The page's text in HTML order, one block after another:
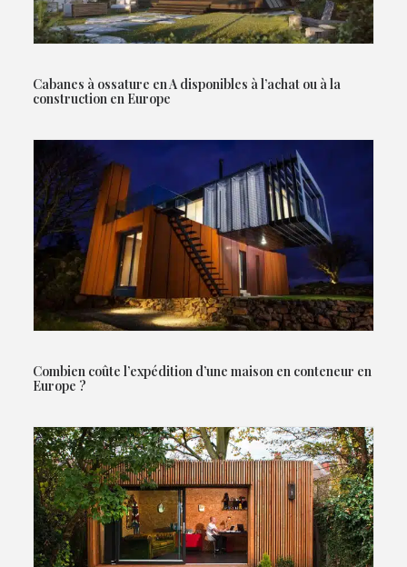
Cabanes à ossature en A disponibles à l’achat ou à la
construction en Europe
Combien coûte l’expédition d’une maison en conteneur en
Europe ?